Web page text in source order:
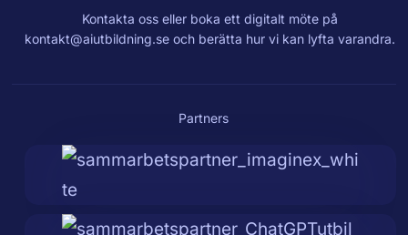
Kontakta oss eller boka ett digitalt möte på
kontakt@aiutbildning.se och berätta hur vi kan lyfta varandra.
Partners